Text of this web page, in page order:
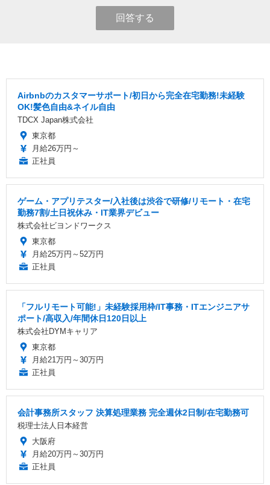
回答する
Airbnbのカスタマーサポート/初日から完全在宅勤務!未経験
OK!髪色自由&ネイル自由
TDCX Japan株式会社
東京都
月給26万円～
正社員
ゲーム・アプリテスター/入社後は渋谷で研修/リモート・在宅
勤務7割/土日祝休み・IT業界デビュー
株式会社ビヨンドワークス
東京都
月給25万円～52万円
正社員
「フルリモート可能!」未経験採用枠/IT事務・ITエンジニアサ
ポート/高収入/年間休日120日以上
株式会社DYMキャリア
東京都
月給21万円～30万円
正社員
会計事務所スタッフ 決算処理業務 完全週休2日制/在宅勤務可
税理士法人日本経営
大阪府
月給20万円～30万円
正社員